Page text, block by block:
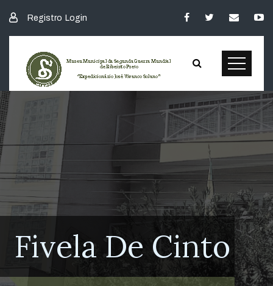
Registro Login
Fivela De Cinto